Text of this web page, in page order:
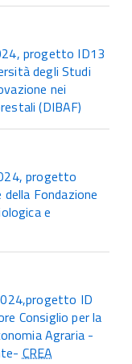
progetto ID13
degli Studi
nei
(DIBAF)
progetto
Fondazione
e
ID
Consiglio per la
Agraria -
CREA